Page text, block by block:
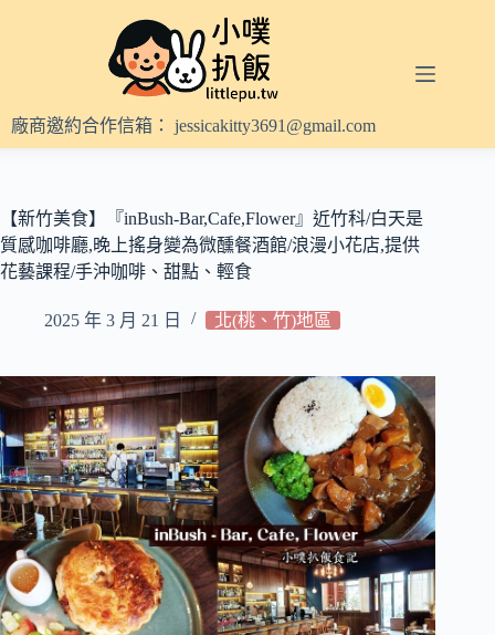
內
容
廠商邀約合作信箱： jessicakitty3691@gmail.com
【新竹美食】『inBush-Bar,Cafe,Flower』近竹科/白天是
質感咖啡廳,晚上搖身變為微醺餐酒館/浪漫小花店,提供
花藝課程/手沖咖啡、甜點、輕食
2025 年 3 月 21 日 北(桃、竹)地區